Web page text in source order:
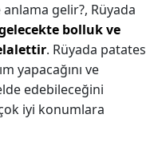
anlama gelir?, Rüyada
bolluk ve
. Rüyada patates
yapacağını ve
edebileceğini
iyi konumlara